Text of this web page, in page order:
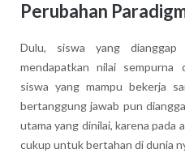
Perubahan
Dulu, siswa yang
mendapatkan nilai sempurna
siswa yang mampu bekerja
bertanggung jawab pun
utama yang dinilai, karena pada
cukup untuk bertahan di dunia